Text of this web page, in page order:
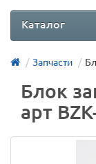
Каталог
Запчасти
Блок
арт